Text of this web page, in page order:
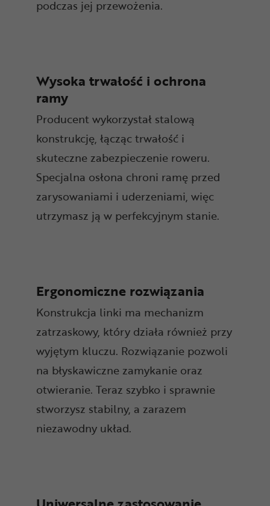
podczas jej przewożenia.
Wysoka trwałość i ochrona
ramy
Producent wykorzystał stalową
konstrukcję, łącząc trwałość i
skuteczne zabezpieczenie roweru.
Specjalna osłona chroni ramę przed
zarysowaniami i uderzeniami, więc
utrzymasz ją w perfekcyjnym stanie.
Ergonomiczne rozwiązania
Konstrukcja linki ma mechanizm
zatrzaskowy, który działa również przy
wyjętym kluczu. Rozwiązanie pozwoli
na błyskawiczne zamykanie oraz
otwieranie. Teraz szybko i sprawnie
stworzysz stabilny, a zarazem
niezawodny układ.